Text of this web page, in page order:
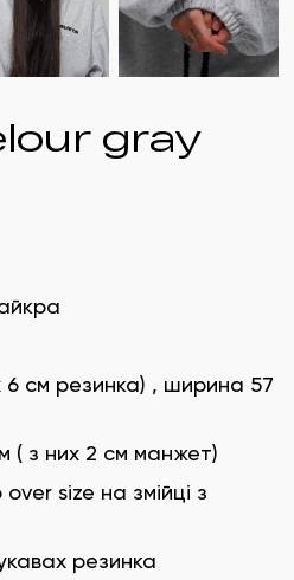
gray
см резинка) , ширина 57
( з них 2 см манжет)
over size на змійці з
резинка